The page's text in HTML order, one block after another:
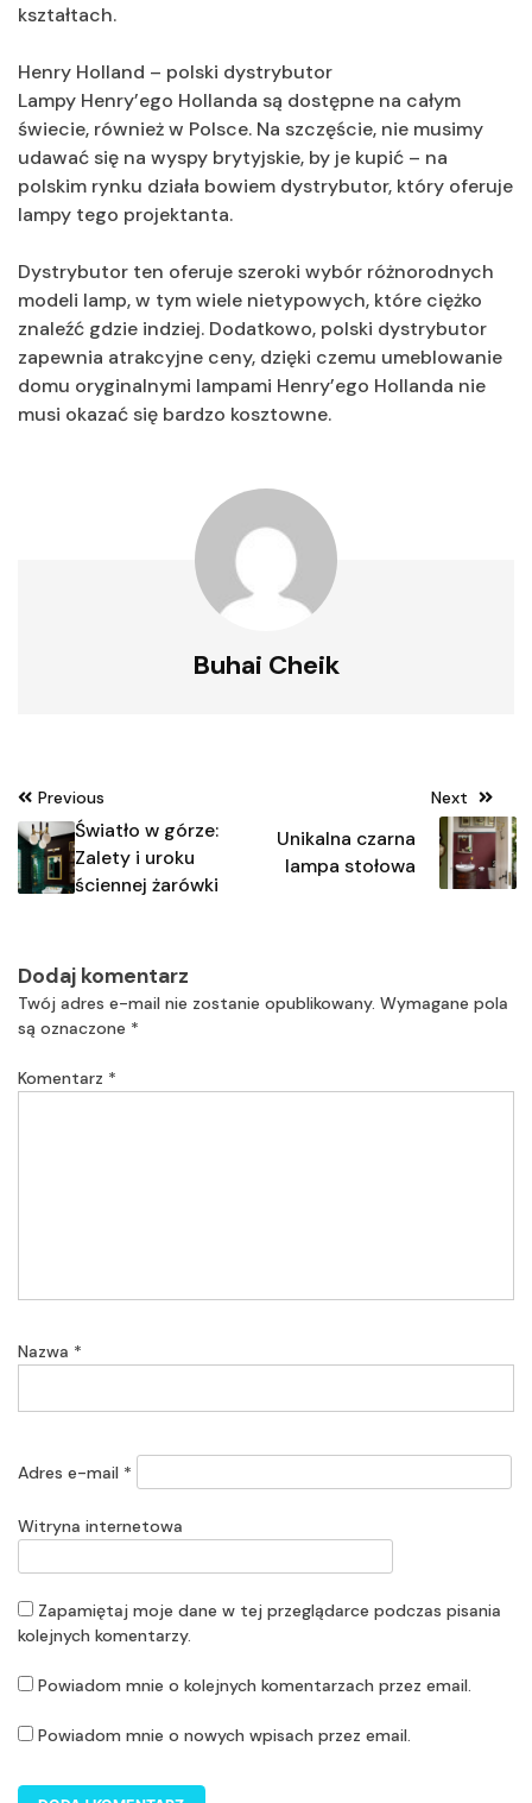
kształtach.
Henry Holland – polski dystrybutor
Lampy Henry’ego Hollanda są dostępne na całym
świecie, również w Polsce. Na szczęście, nie musimy
udawać się na wyspy brytyjskie, by je kupić – na
polskim rynku działa bowiem dystrybutor, który oferuje
lampy tego projektanta.
Dystrybutor ten oferuje szeroki wybór różnorodnych
modeli lamp, w tym wiele nietypowych, które ciężko
znaleźć gdzie indziej. Dodatkowo, polski dystrybutor
zapewnia atrakcyjne ceny, dzięki czemu umeblowanie
domu oryginalnymi lampami Henry’ego Hollanda nie
musi okazać się bardzo kosztowne.
Buhai Cheik
Nawigacja
wpisu
Previous
Światło w górze:
Zalety i uroku
ściennej żarówki
Next
Unikalna czarna
lampa stołowa
Dodaj komentarz
Twój adres e-mail nie zostanie opublikowany. Wymagane pola
są oznaczone *
Komentarz *
Nazwa *
Adres e-mail *
Witryna internetowa
Zapamiętaj moje dane w tej przeglądarce podczas pisania
kolejnych komentarzy.
Powiadom mnie o kolejnych komentarzach przez email.
Powiadom mnie o nowych wpisach przez email.